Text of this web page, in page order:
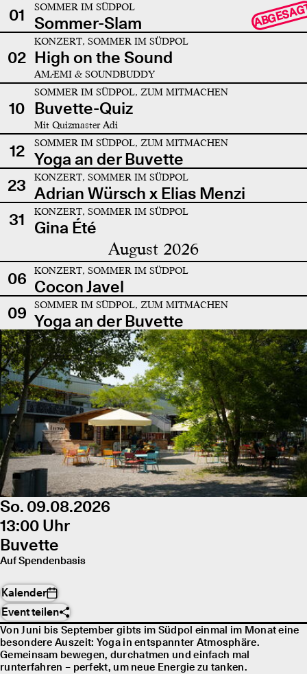
01 SOMMER IM SÜDPOL
Sommer-Slam
02
KONZERT, SOMMER IM SÜDPOL
High on the Sound
AMÆMI & SOUNDBUDDY
10
SOMMER IM SÜDPOL, ZUM MITMACHEN
Buvette-Quiz
Mit Quizmaster Adi
12 SOMMER IM SÜDPOL, ZUM MITMACHEN
Yoga an der Buvette
23
KONZERT, SOMMER IM SÜDPOL
Adrian Würsch x Elias Menzi
31
KONZERT, SOMMER IM SÜDPOL
Gina Été
August 2026
06 KONZERT, SOMMER IM SÜDPOL
Cocon Javel
09
SOMMER IM SÜDPOL, ZUM MITMACHEN
Yoga an der Buvette
So. 09.08.2026
13:00 Uhr
Buvette
Auf Spendenbasis
Kalender
Event teilen
Von Juni bis September gibts im Südpol einmal im Monat eine
besondere Auszeit: Yoga in entspannter Atmosphäre.
Gemeinsam bewegen, durchatmen und einfach mal
runterfahren – perfekt, um neue Energie zu tanken.